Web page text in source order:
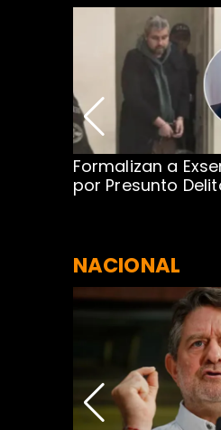
Formalizan a
por Presunto
NACIONAL